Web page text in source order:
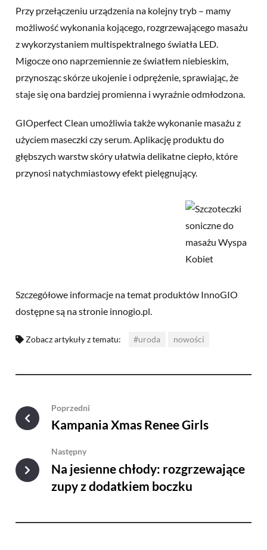
Przy przełączeniu urządzenia na kolejny tryb – mamy
możliwość wykonania kojącego, rozgrzewającego masażu
z wykorzystaniem multispektralnego światła LED.
Migocze ono naprzemiennie ze światłem niebieskim,
przynosząc skórze ukojenie i odprężenie, sprawiając, że
staje się ona bardziej promienna i wyraźnie odmłodzona.
GIOperfect Clean umożliwia także wykonanie masażu z
użyciem maseczki czy serum. Aplikację produktu do
głębszych warstw skóry ułatwia delikatne ciepło, które
przynosi natychmiastowy efekt pielęgnujący.
Szczegółowe informacje na temat produktów InnoGIO
dostępne są na stronie innogio.pl.
Zobacz artykuły z tematu: #uroda nowości
Poprzedni
Kampania Xmas Renee Girls
Następny
Na jesienne chłody: rozgrzewające
zupy z dodatkiem boczku